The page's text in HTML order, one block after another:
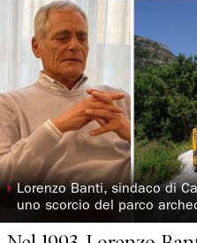
◗Lorenzo Banti, sindaco di
uno scorcio del parco